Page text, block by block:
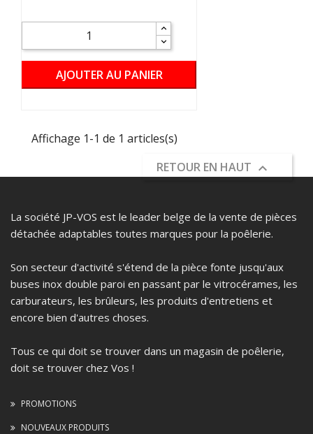
AJOUTER AU PANIER
Affichage 1-1 de 1 articles(s)
RETOUR EN HAUT 
La société JP-VOS est le leader belge de la vente de pièces
détachée adaptables toutes marques pour la poêlerie.
Son secteur d'activité s'étend de la pièce fonte jusqu'aux
buses inox double paroi en passant par le vitrocérames, les
carburateurs, les brûleurs, les produits d'entretiens et
encore bien d'autres choses.
Tous ce qui doit se trouver dans un magasin de poêlerie,
doit se trouver chez Vos !
PROMOTIONS
NOUVEAUX PRODUITS